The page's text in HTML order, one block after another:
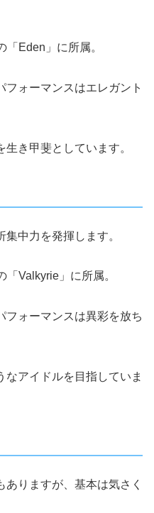
「Eden」に所属。
ォーマンスはエレガント
き甲斐としています。
中力を発揮します。
「Valkyrie」に所属。
フォーマンスは異彩を放ち
アイドルを目指していま
りますが、基本は気さく